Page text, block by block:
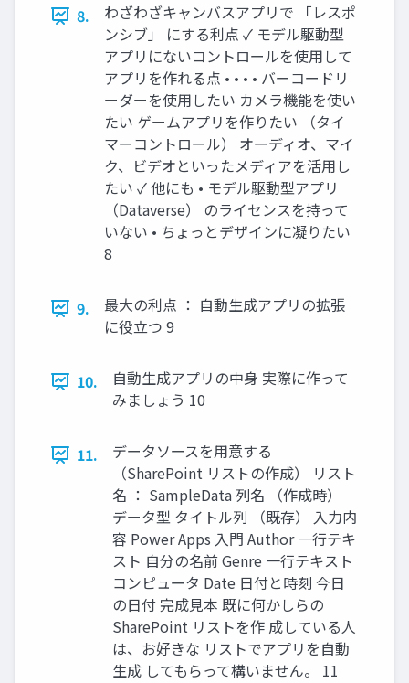
8.
わざわざキャンバスアプリで 「レスポ
ンシブ」 にする利点 ✓ モデル駆動型
アプリにないコントロールを使用して
アプリを作れる点 • • • • バーコードリ
ーダーを使用したい カメラ機能を使い
たい ゲームアプリを作りたい （タイ
マーコントロール） オーディオ、マイ
ク、ビデオといったメディアを活用し
たい ✓ 他にも • モデル駆動型アプリ
（Dataverse） のライセンスを持って
いない • ちょっとデザインに凝りたい
8
9.
最大の利点 ： 自動生成アプリの拡張
に役立つ 9
10.
自動生成アプリの中身 実際に作って
みましょう 10
11.
データソースを用意する
（SharePoint リストの作成） リスト
名 ： SampleData 列名 （作成時）
データ型 タイトル列 （既存） 入力内
容 Power Apps 入門 Author 一行テキ
スト 自分の名前 Genre 一行テキスト
コンピュータ Date 日付と時刻 今日
の日付 完成見本 既に何かしらの
SharePoint リストを作 成している人
は、お好きな リストでアプリを自動
生成 してもらって構いません。 11